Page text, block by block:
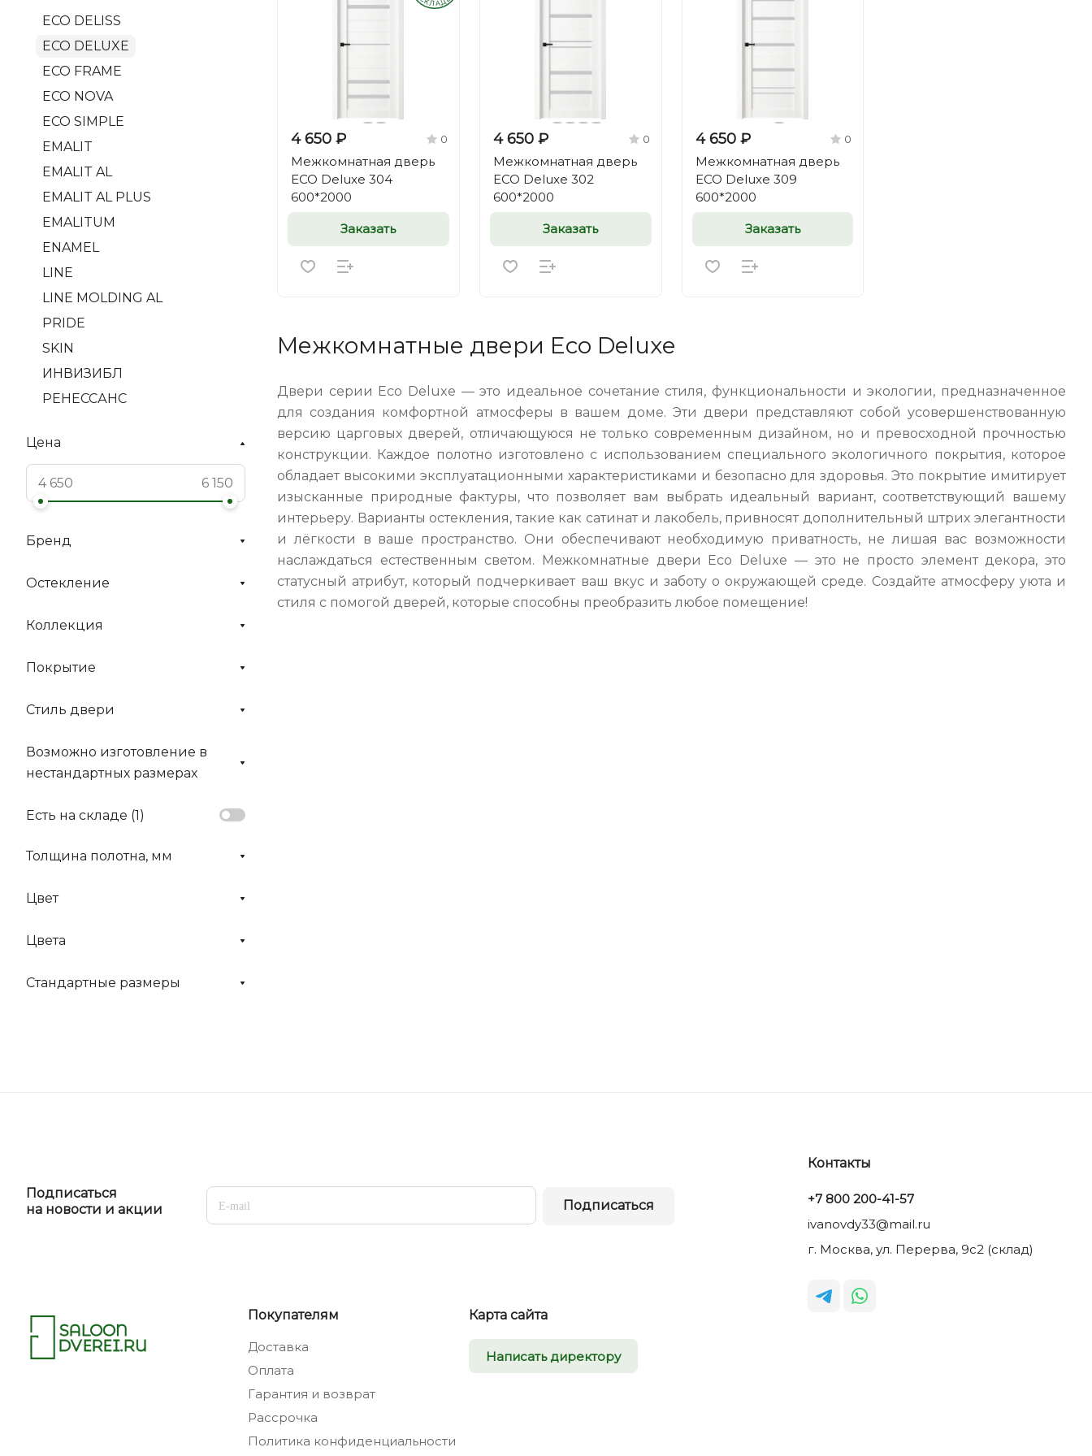
4 650 ₽ 0
Межкомнатная дверь
ECO Deluxe 304
600*2000
Заказать
4 650 ₽ 0
Межкомнатная дверь
ECO Deluxe 302
600*2000
Заказать
4 650 ₽ 0
Межкомнатная дверь
ECO Deluxe 309
600*2000
Заказать
Межкомнатные двери Eco Deluxe
Двери серии Eco Deluxe — это идеальное сочетание стиля, функциональности и экологии, предназначенное
для создания комфортной атмосферы в вашем доме. Эти двери представляют собой усовершенствованную
версию царговых дверей, отличающуюся не только современным дизайном, но и превосходной прочностью
конструкции. Каждое полотно изготовлено с использованием специального экологичного покрытия, которое
обладает высокими эксплуатационными характеристиками и безопасно для здоровья. Это покрытие имитирует
изысканные природные фактуры, что позволяет вам выбрать идеальный вариант, соответствующий вашему
интерьеру. Варианты остекления, такие как сатинат и лакобель, привносят дополнительный штрих элегантности
и лёгкости в ваше пространство. Они обеспечивают необходимую приватность, не лишая вас возможности
наслаждаться естественным светом. Межкомнатные двери Eco Deluxe — это не просто элемент декора, это
статусный атрибут, который подчеркивает ваш вкус и заботу о окружающей среде. Создайте атмосферу уюта и
стиля с помогой дверей, которые способны преобразить любое помещение!
ECO DELISS
ECO DELUXE
ECO FRAME
ECO NOVA
ECO SIMPLE
EMALIT
EMALIT AL
EMALIT AL PLUS
EMALITUM
ENAMEL
LINE
LINE MOLDING AL
PRIDE
SKIN
ИНВИЗИБЛ
РЕНЕССАНС
Цена
Бренд
Остекление
Коллекция
Покрытие
Стиль двери
Возможно изготовление в
нестандартных размерах
Есть на складе (1)
Толщина полотна, мм
Цвет
Цвета
Стандартные размеры
Подписаться
на новости и акции
Подписаться
Покупателям
Доставка
Оплата
Гарантия и возврат
Рассрочка
Политика конфиденциальности
Карта сайта
Написать директору
Контакты
+7 800 200-41-57
ivanovdy33@mail.ru
г. Москва, ул. Перерва, 9с2 (склад)